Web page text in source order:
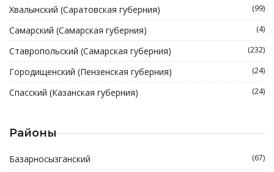
Хвалынский (Саратовская губерния) (99)
Самарский (Самарская губерния) (4)
Ставропольский (Самарская губерния) (232)
Городищенский (Пензенская губерния) (24)
Спасский (Казанская губерния) (24)
Районы
Базарносызганский (67)